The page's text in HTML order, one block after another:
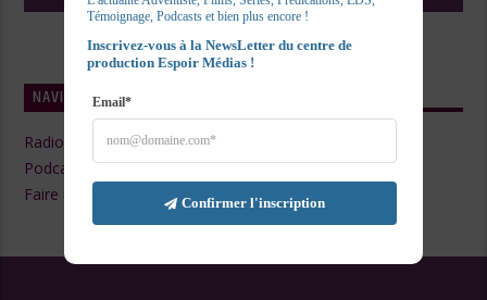
NAVIGATE
Radio Live
Podcasts
Faire un Don
Témoignage, Podcasts et bien plus encore !
Inscrivez-vous à la NewsLetter du centre de
production Espoir Médias !
Email*
Confirmer l'inscription